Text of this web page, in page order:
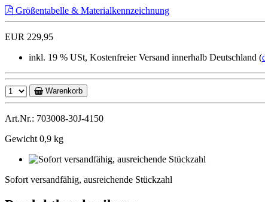
Größentabelle & Materialkennzeichnung
EUR 229,95
inkl. 19 % USt, Kostenfreier Versand innerhalb Deutschland (
Warenkorb
Art.Nr.: 703008-30J-4150
Gewicht 0,9 kg
Sofort versandfähig, ausreichende Stückzahl